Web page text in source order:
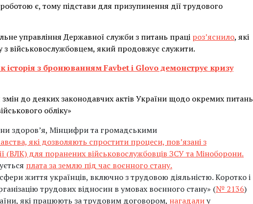
є, тому підстави для призупинення дії трудового
управління Державної служби з питань праці роз’яснило, які
з військовослужбовцем, який продовжує служити.
історія з бронюванням Favbet і Glovo демонструє кризу
до деяких законодавчих актів України щодо окремих питань
обліку»
здоров’я, Мінцифри та громадськими
які дозволяють спростити процеси, пов’язані з
(ВЛК) для поранених військовослужбовців ЗСУ та Міноборони.
плата за землю під час воєнного стану.
життя українців, включно з трудовою діяльністю. Коротко і
трудових відносин в умовах воєнного стану» (№ 2136)
які працюють за трудовим договором, нагадалиу